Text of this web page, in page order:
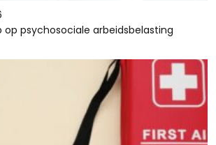
op psychosociale arbeidsbelasting